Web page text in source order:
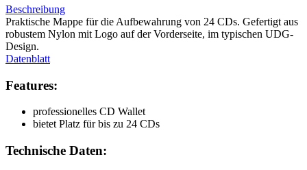
Beschreibung
Praktische Mappe für die Aufbewahrung von 24 CDs. Gefertigt aus
robustem Nylon mit Logo auf der Vorderseite, im typischen UDG-
Design.
Datenblatt
Features:
professionelles CD Wallet
bietet Platz für bis zu 24 CDs
Technische Daten: